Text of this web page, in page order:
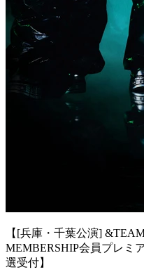
【[兵庫・千葉公演]
MEMBERSHIP会員プレミ
選受付】